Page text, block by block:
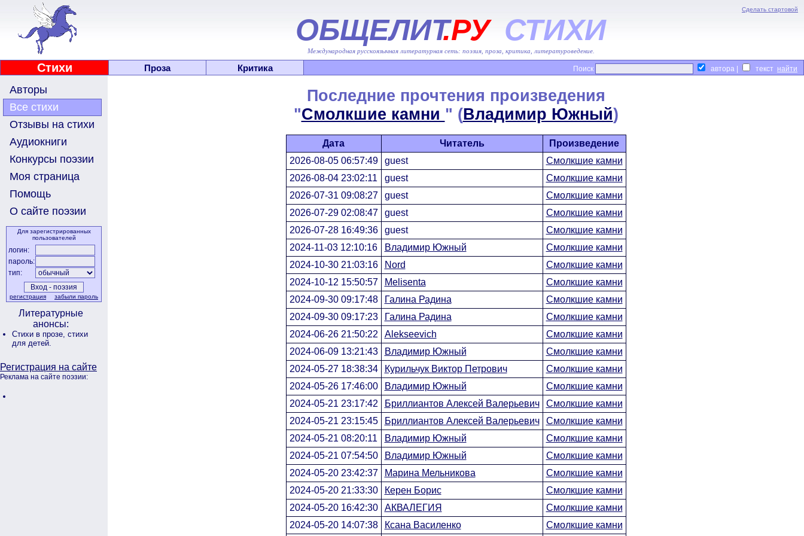
Сделать стартовой
ОБЩЕЛИТ.РУ СТИХИ
Международная русскоязычная литературная сеть: поэзия, проза, критика, литературоведение.
Стихи Проза Критика Поиск автора | текст
Авторы
Все стихи
Отзывы на стихи
Аудиокниги
Конкурсы поэзии
Моя страница
Помощь
О сайте поэзии
Для зарегистрированных
пользователей
логин:
пароль:
тип:
регистрация забыли пароль
Литературные
анонсы:
Стихи в прозе, стихи
для детей.
Регистрация на сайте
Реклама на сайте поэзии:
Последние прочтения произведения
"Смолкшие камни " (Владимир Южный)
Дата Читатель
Произведение
2026-08-05 06:57:49
guest
Смолкшие камни
2026-08-04 23:02:11
guest
Смолкшие камни
2026-07-31 09:08:27
guest
Смолкшие камни
2026-07-29 02:08:47
guest
Смолкшие камни
2026-07-28 16:49:36
guest
Смолкшие камни
2024-11-03 12:10:16
Владимир Южный
Смолкшие камни
2024-10-30 21:03:16
Nord
Смолкшие камни
2024-10-12 15:50:57
Melisenta
Смолкшие камни
2024-09-30 09:17:48
Галина Радина
Смолкшие камни
2024-09-30 09:17:23
Галина Радина
Смолкшие камни
2024-06-26 21:50:22
Alekseevich
Смолкшие камни
2024-06-09 13:21:43
Владимир Южный
Смолкшие камни
2024-05-27 18:38:34
Курильчук Виктор Петрович
Смолкшие камни
2024-05-26 17:46:00
Владимир Южный
Смолкшие камни
2024-05-21 23:17:42
Бриллиантов Алексей Валерьевич
Смолкшие камни
2024-05-21 23:15:45
Бриллиантов Алексей Валерьевич
Смолкшие камни
2024-05-21 08:20:11
Владимир Южный
Смолкшие камни
2024-05-21 07:54:50
Владимир Южный
Смолкшие камни
2024-05-20 23:42:37
Марина Мельникова
Смолкшие камни
2024-05-20 21:33:30
Керен Борис
Смолкшие камни
2024-05-20 16:42:30
АКВАЛЕГИЯ
Смолкшие камни
2024-05-20 14:07:38
Ксана Василенко Смолкшие камни